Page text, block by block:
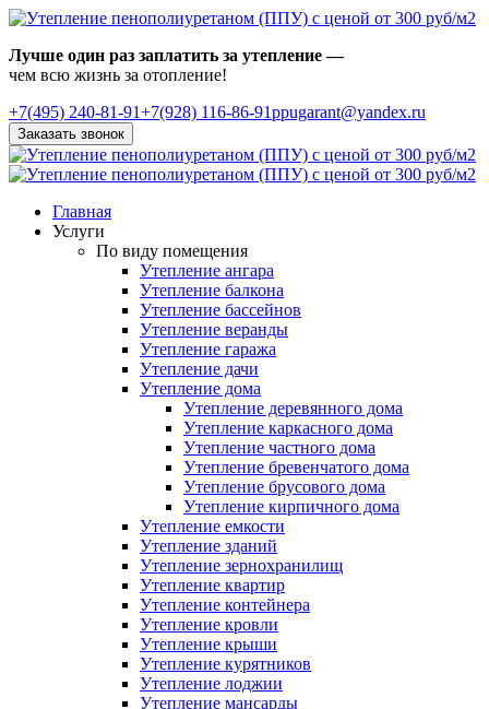
Лучше один раз заплатить за утепление —
чем всю жизнь за отопление!
+7(495) 240-81-91+7(928) 116-86-91ppugarant@yandex.ru
Заказать звонок
Главная
Услуги
По виду помещения
Утепление ангара
Утепление балкона
Утепление бассейнов
Утепление веранды
Утепление гаража
Утепление дачи
Утепление дома
Утепление деревянного дома
Утепление каркасного дома
Утепление частного дома
Утепление бревенчатого дома
Утепление брусового дома
Утепление кирпичного дома
Утепление емкости
Утепление зданий
Утепление зернохранилищ
Утепление квартир
Утепление контейнера
Утепление кровли
Утепление крыши
Утепление курятников
Утепление лоджии
Утепление мансарды